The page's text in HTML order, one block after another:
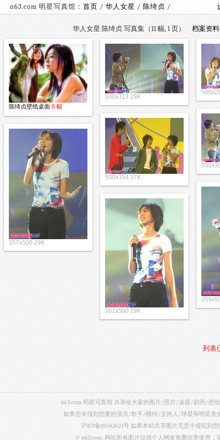
n63.com 明星写真馆： 首页 / 华人女星 / 陈绮贞 /
华人女星 陈绮贞 写真集（11 幅, 1 页） 档案资料
陈绮贞壁纸桌面 6 幅
500x313 28K
500x354 37K
357x500 29K
361x500 29K
列表
n63.com 明星写真馆 共享给大家的图片/照片/桌面/剧照/壁
如果您未找到想要的演员/歌手/模特/主持人/球星等明星美
沪ICP备05042621号 如果本站共享图片无意中侵犯到
© n63.com. 网站所有图片仅供个人网友免费欣赏使用